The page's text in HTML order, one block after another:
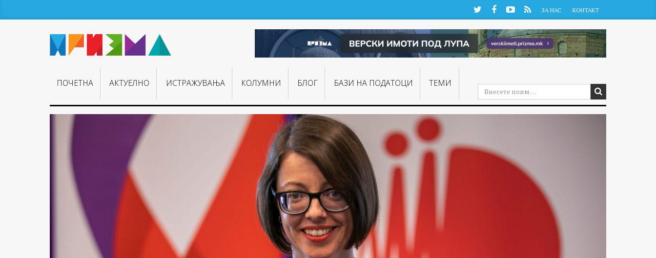
TwitterFacebookYouTube
RSS ЗА НАС КОНТАКТ
ПОЧЕТНА АКТУЕЛНО ИСТРАЖУВАЊA КОЛУМНИ БЛОГ БАЗИ НА ПОДАТОЦИ ТЕМИ